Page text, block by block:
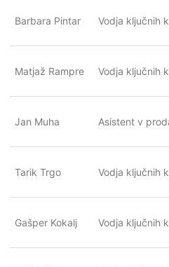
Barbara Pintar Vodja ključnih
Matjaž Rampre Vodja ključnih
Jan Muha Asistent v
Tarik Trgo Vodja ključnih
Gašper Kokalj Vodja ključnih